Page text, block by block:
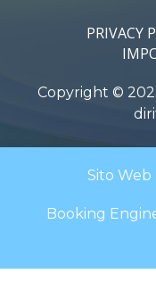
PRIVACY
Copyright ©
Sito Web
Booking